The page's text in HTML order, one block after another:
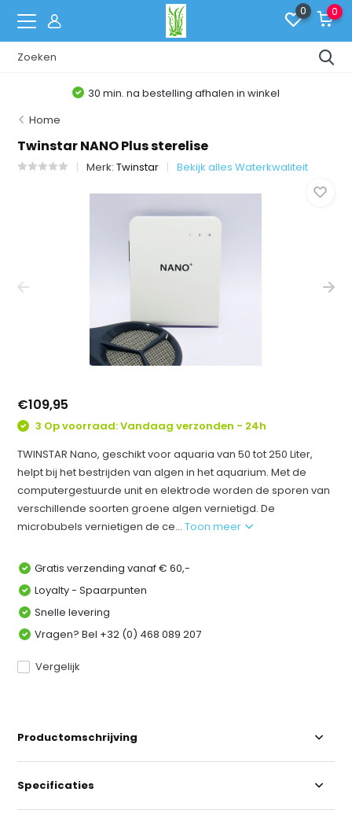
0 0
30 min. na bestelling afhalen in winkel
Home
Twinstar NANO Plus sterelise
Merk:Twinstar Bekijk alles Waterkwaliteit
€109,95
3 Op voorraad: Vandaag verzonden - 24h
TWINSTAR Nano, geschikt voor aquaria van 50 tot 250 Liter,
helpt bij het bestrijden van algen in het aquarium. Met de
computergestuurde unit en elektrode worden de sporen van
verschillende soorten groene algen vernietigd. De
microbubels vernietigen de ce...Toon meer
Gratis verzending vanaf € 60,-
Loyalty - Spaarpunten
Snelle levering
Vragen? Bel +32 (0) 468 089 207
Vergelijk
Productomschrijving
Specificaties